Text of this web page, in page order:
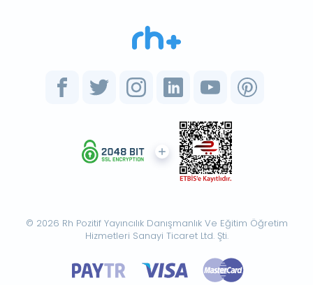
© 2026 Rh Pozitif Yayıncılık Danışmanlık Ve Eğitim Öğretim
Hizmetleri Sanayi Ticaret Ltd. Şti.